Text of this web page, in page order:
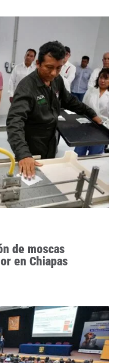
de moscas
en Chiapas